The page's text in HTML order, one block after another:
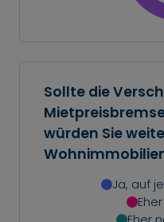
Sollte die
würden Sie
Ja, auf